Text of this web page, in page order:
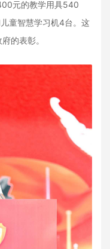
元的教学用具540
童智慧学习机4台。这
的表彰。